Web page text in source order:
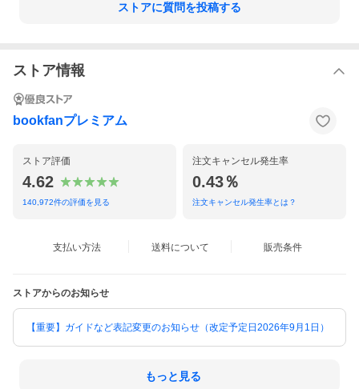
ストアに質問を投稿する
ストア情報
bookfanプレミアム
ストア評価
4.62
140,972件の評価を見る
注文キャンセル発生率
0.43％
注文キャンセル発生率とは？
支払い方法 送料について 販売条件
ストアからのお知らせ
【重要】ガイドなど表記変更のお知らせ（改定予定日2026年9月1日）
もっと見る